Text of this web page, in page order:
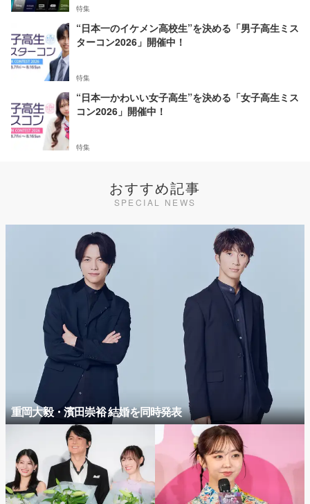
特集
“日本一のイケメン高校生”を決める「男子高生ミス
ターコン2026」開催中！
特集
“日本一かわいい女子高生”を決める「女子高生ミス
コン2026」開催中！
特集
おすすめ記事
SPECIAL NEWS
重岡大毅・濱田崇裕 結婚を同時発表